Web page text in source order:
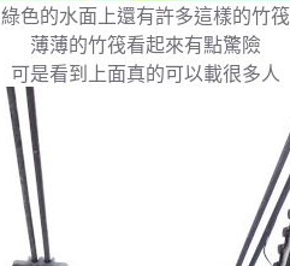
綠色的水面上還有許多這樣的竹筏
薄薄的竹筏看起來有點驚險
可是看到上面真的可以載很多人